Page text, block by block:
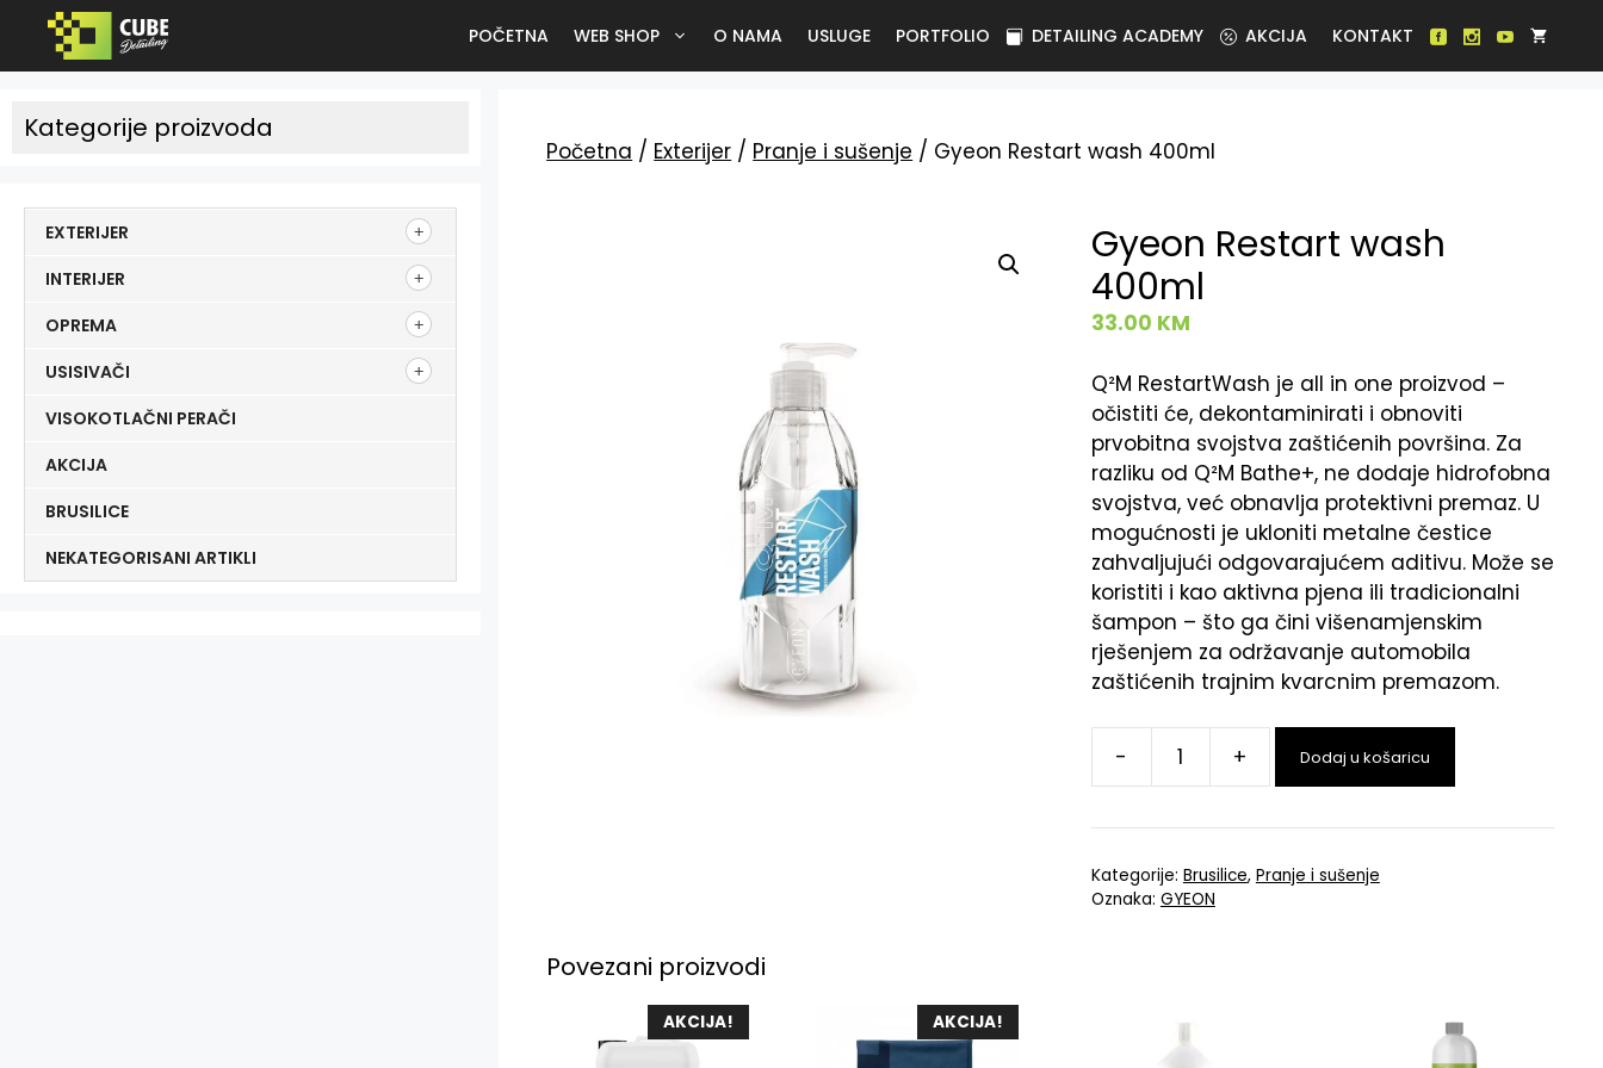
POČETNA WEB SHOP O NAMA USLUGE PORTFOLIO DETAILING ACADEMY AKCIJA KONTAKT
Početna / Exterijer / Pranje i sušenje / Gyeon Restart wash 400ml
Gyeon Restart wash
400ml
33.00 KM
Q²M RestartWash je all in one proizvod –
očistiti će, dekontaminirati i obnoviti
prvobitna svojstva zaštićenih površina. Za
razliku od Q²M Bathe+, ne dodaje hidrofobna
svojstva, već obnavlja protektivni premaz. U
mogućnosti je ukloniti metalne čestice
zahvaljujući odgovarajućem aditivu. Može se
koristiti i kao aktivna pjena ili tradicionalni
šampon – što ga čini višenamjenskim
rješenjem za održavanje automobila
zaštićenih trajnim kvarcnim premazom.
- + Dodaj u košaricu
Kategorije: Brusilice, Pranje i sušenje
Oznaka: GYEON
Povezani proizvodi
AKCIJA! AKCIJA!
Kategorije proizvoda
EXTERIJER
INTERIJER
OPREMA
USISIVAČI
VISOKOTLAČNI PERAČI
AKCIJA
BRUSILICE
NEKATEGORISANI ARTIKLI